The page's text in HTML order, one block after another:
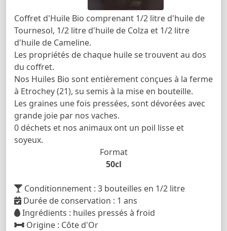
Coffret d'Huile Bio comprenant 1/2 litre d'huile de
Tournesol, 1/2 litre d'huile de Colza et 1/2 litre
d'huile de Cameline.
Les propriétés de chaque huile se trouvent au dos
du coffret.
Nos Huiles Bio sont entièrement conçues à la ferme
à Etrochey (21), su semis à la mise en bouteille.
Les graines une fois pressées, sont dévorées avec
grande joie par nos vaches.
0 déchets et nos animaux ont un poil lisse et
soyeux.
Format
50cl
Conditionnement : 3 bouteilles en 1/2 litre
Durée de conservation : 1 ans
Ingrédients : huiles pressés à froid
Origine : Côte d'Or